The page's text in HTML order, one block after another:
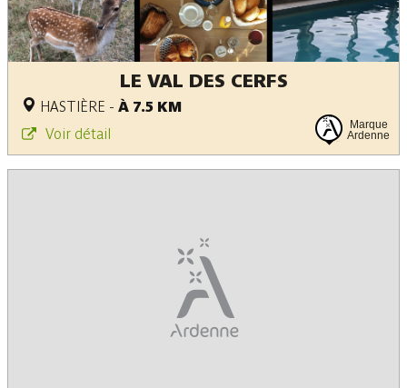
LE VAL DES CERFS
HASTIÈRE - À 7.5 KM
Voir détail
Marque
Ardenne